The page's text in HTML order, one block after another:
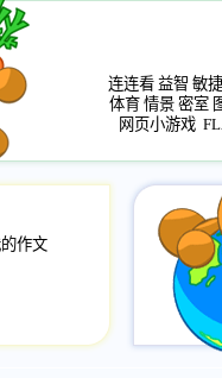
连连看 益智 敏捷
体育 情景 密室
网页小游戏
作文